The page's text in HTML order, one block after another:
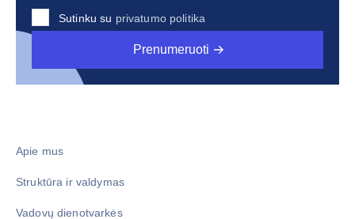
Sutinku su privatumo politika
Prenumeruoti
Apie mus
Struktūra ir valdymas
Vadovų dienotvarkės